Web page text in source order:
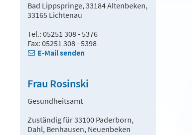
Bad Lippspringe, 33184 Altenbeken,
33165 Lichtenau
Tel.: 05251 308 - 5376
Fax: 05251 308 - 5398
E-Mail senden
Frau Rosinski
Gesundheitsamt
Zuständig für 33100 Paderborn,
Dahl, Benhausen, Neuenbeken